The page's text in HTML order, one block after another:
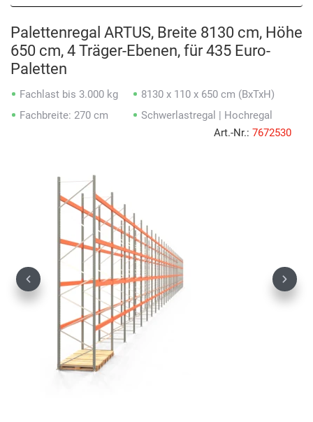
Palettenregal ARTUS, Breite 8130 cm, Höhe
650 cm, 4 Träger-Ebenen, für 435 Euro-
Paletten
Fachlast bis 3.000 kg
Fachbreite: 270 cm
8130 x 110 x 650 cm (BxTxH)
Schwerlastregal | Hochregal
Art.-Nr.: 7672530
Previous Next